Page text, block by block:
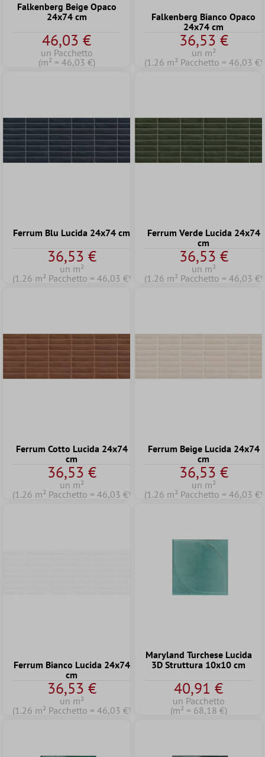
Falkenberg Beige Opaco
24x74 cm
46,03 €
un Pacchetto
(m² = 46,03 €)
Falkenberg Bianco Opaco
24x74 cm
36,53 €
un m²
(1.26 m² Pacchetto = 46,03 €)
Ferrum Blu Lucida 24x74 cm
36,53 €
un m²
(1.26 m² Pacchetto = 46,03 €)
Ferrum Verde Lucida 24x74
cm
36,53 €
un m²
(1.26 m² Pacchetto = 46,03 €)
Ferrum Cotto Lucida 24x74
cm
36,53 €
un m²
(1.26 m² Pacchetto = 46,03 €)
Ferrum Beige Lucida 24x74
cm
36,53 €
un m²
(1.26 m² Pacchetto = 46,03 €)
Ferrum Bianco Lucida 24x74
cm
36,53 €
un m²
(1.26 m² Pacchetto = 46,03 €)
Maryland Turchese Lucida
3D Struttura 10x10 cm
40,91 €
un Pacchetto
(m² = 68,18 €)